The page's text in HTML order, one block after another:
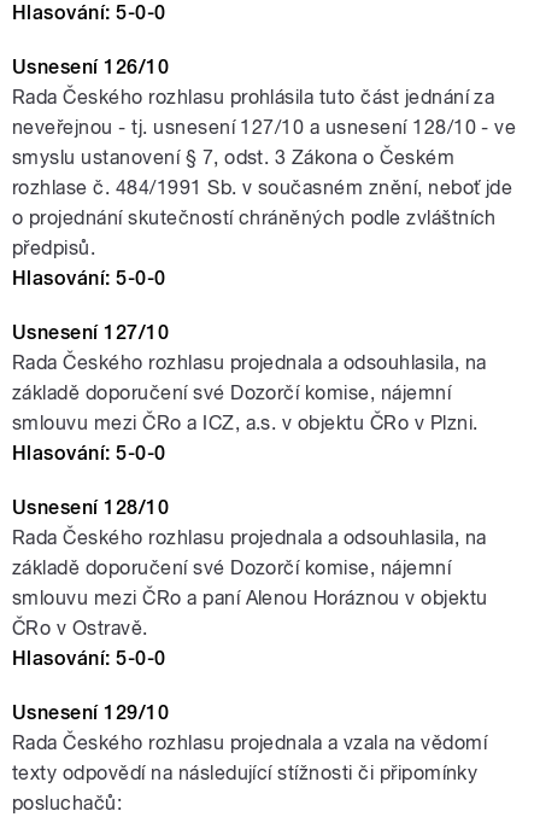
Hlasování: 5-0-0
Usnesení 126/10
Rada Českého rozhlasu prohlásila tuto část jednání za
neveřejnou - tj. usnesení 127/10 a usnesení 128/10 - ve
smyslu ustanovení § 7, odst. 3 Zákona o Českém
rozhlase č. 484/1991 Sb. v současném znění, neboť jde
o projednání skutečností chráněných podle zvláštních
předpisů.
Hlasování: 5-0-0
Usnesení 127/10
Rada Českého rozhlasu projednala a odsouhlasila, na
základě doporučení své Dozorčí komise, nájemní
smlouvu mezi ČRo a ICZ, a.s. v objektu ČRo v Plzni.
Hlasování: 5-0-0
Usnesení 128/10
Rada Českého rozhlasu projednala a odsouhlasila, na
základě doporučení své Dozorčí komise, nájemní
smlouvu mezi ČRo a paní Alenou Horáznou v objektu
ČRo v Ostravě.
Hlasování: 5-0-0
Usnesení 129/10
Rada Českého rozhlasu projednala a vzala na vědomí
texty odpovědí na následující stížnosti či připomínky
posluchačů: